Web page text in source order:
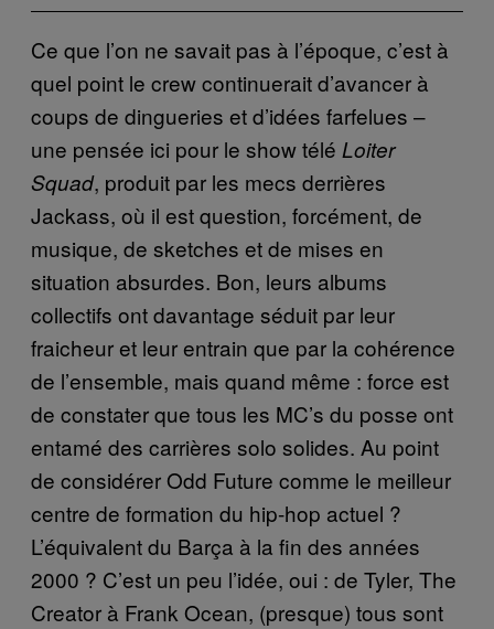
Ce que l’on ne savait pas à l’époque, c’est à
quel point le crew continuerait d’avancer à
coups de dingueries et d’idées farfelues –
une pensée ici pour le show télé Loiter
Squad, produit par les mecs derrières
Jackass, où il est question, forcément, de
musique, de sketches et de mises en
situation absurdes. Bon, leurs albums
collectifs ont davantage séduit par leur
fraicheur et leur entrain que par la cohérence
de l’ensemble, mais quand même : force est
de constater que tous les MC’s du posse ont
entamé des carrières solo solides. Au point
de considérer Odd Future comme le meilleur
centre de formation du hip-hop actuel ?
L’équivalent du Barça à la fin des années
2000 ? C’est un peu l’idée, oui : de Tyler, The
Creator à Frank Ocean, (presque) tous sont